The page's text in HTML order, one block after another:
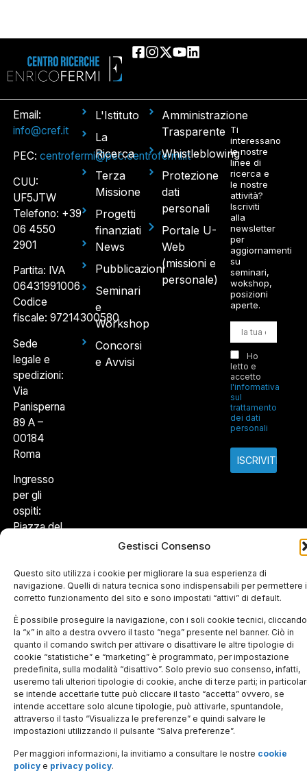
Gestisci Consenso
Questo sito utilizza i cookie per migliorare la sua esperienza di
navigazione. Quelli di natura tecnica sono indispensabili per permettere
corretto funzionamento del sito e sono impostati “attivi” di default.
È possibile proseguire la navigazione, con i soli cookie tecnici, cliccando
la “x” in alto a destra ovvero il tasto “nega” presente nel banner. Ciò in
quanto il comando switch per attivare o disattivare le altre tipologie di
cookie “statistiche” e “marketing” è programmato, per impostazione
predefinita, sulla modalità “disattivo”. Solo previo suo consenso, infatti,
useremo tali ulteriori tipologie di cookie, anche di terze parti; in
se intende accettarle tutte può cliccare il tasto “accetta” ovvero, se
intende accettare solo alcune tipologie, può attivarle, spuntandole,
attraverso il tasto “Visualizza le preferenze” e quindi salvare le
impostazioni utilizzando il pulsante “Salva preferenze”.
Per maggiori informazioni, la invitiamo a consultare le nostre cookie
policy e privacy policy.
Email:
info@cref.it
PEC: centrofermi@pec.centrofermi.it
CUU:
UF5JTW
Telefono: +39
06 4550
2901
Partita: IVA
06431991006
Codice
fiscale: 97214300580
Sede
legale e
spedizioni:
Via
Panisperna
89 A –
00184
Roma
Ingresso
per gli
ospiti:
Piazza del
Roma
Dona il tuo
5xmille:
97214300580
L'Istituto
La
Ricerca
Terza
Missione
Progetti
finanziati
News
Pubblicazioni
Seminari
e
Workshop
Concorsi
e Avvisi
Amministrazione
Trasparente
Whistleblowing
Protezione
dati
personali
Portale U-
Web
(missioni e
personale)
Ti
interessano
le nostre
linee di
ricerca e
le nostre
attività?
Iscriviti
alla
newsletter
per
aggiornamenti
su
seminari,
wokshop,
posizioni
aperte.
Ho
letto e
accetto
l'informativa
sul
trattamento
dei dati
personali
© Museo Storico della Fisica e Centro Studi e Ricerche
Enrico Fermi. Tutti i diritti riservati |Cookie Policy